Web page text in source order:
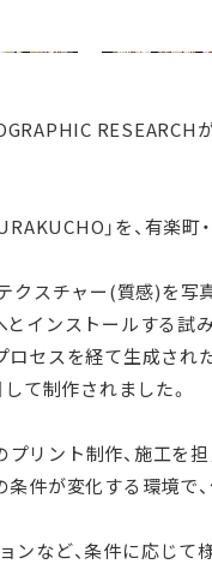
」を、有楽
スチャー(質感)を写
インストールする試
セスを経て生成され
て制作されました。
リント制作、施工を担
件が変化する環境で
など、条件に応じて